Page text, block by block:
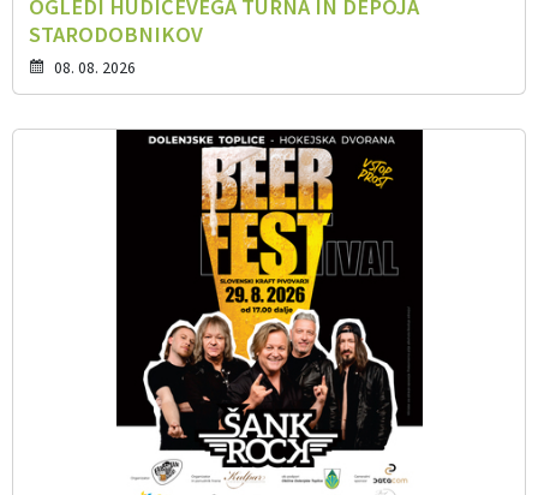
OGLEDI HUDIČEVEGA TURNA IN DEPOJA
STARODOBNIKOV
08. 08. 2026